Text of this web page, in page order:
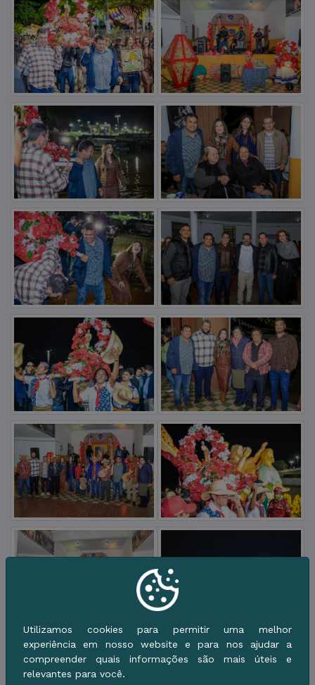
Utilizamos cookies para permitir uma melhor
experiência em nosso website e para nos ajudar a
compreender quais informações são mais úteis e
relevantes para você.